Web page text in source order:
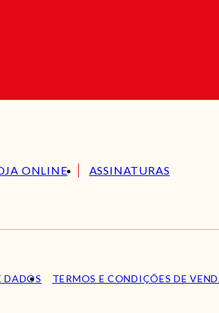
ONLINE ASSINATURAS
DADOS TERMOS E CONDIÇÕES DE